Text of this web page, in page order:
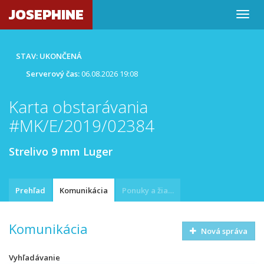
JOSEPHINE
STAV: UKONČENÁ
Serverový čas:06.08.2026 19:08
Karta obstarávania
#MK/E/2019/02384
Strelivo 9 mm Luger
Prehľad Komunikácia Ponuky a žiadosti
Komunikácia Nová správa
Vyhľadávanie